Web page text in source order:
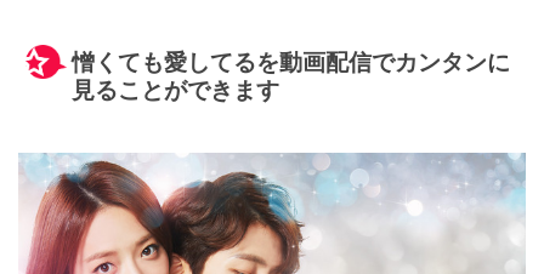
憎くても愛してるを動画配信でカンタンに
見ることができます